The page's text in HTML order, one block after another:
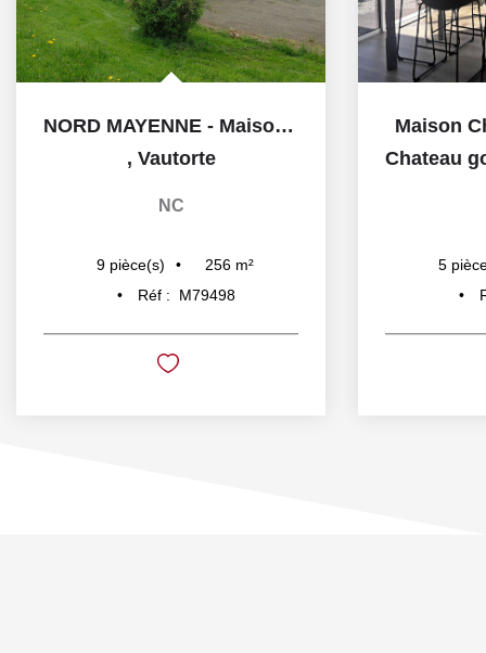
NORD MAYENNE - Maison de caractère à rénover
, Vautorte
NC
9 pièce(s) 256 m²
Réf :
M79498
Maison
Chateau
5